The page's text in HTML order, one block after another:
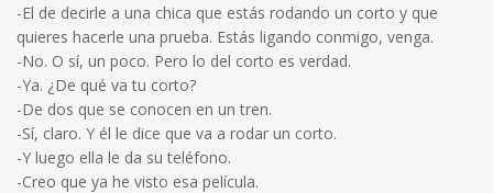
-El de decirle a una chica que estás rodando un corto y que
quieres hacerle una prueba. Estás ligando conmigo, venga.
-No. O sí, un poco. Pero lo del corto es verdad.
-Ya. ¿De qué va tu corto?
-De dos que se conocen en un tren.
-Sí, claro. Y él le dice que va a rodar un corto.
-Y luego ella le da su teléfono.
-Creo que ya he visto esa película.